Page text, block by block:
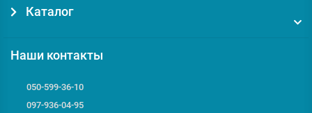
Каталог
Наши контакты
050-599-36-10
097-936-04-95